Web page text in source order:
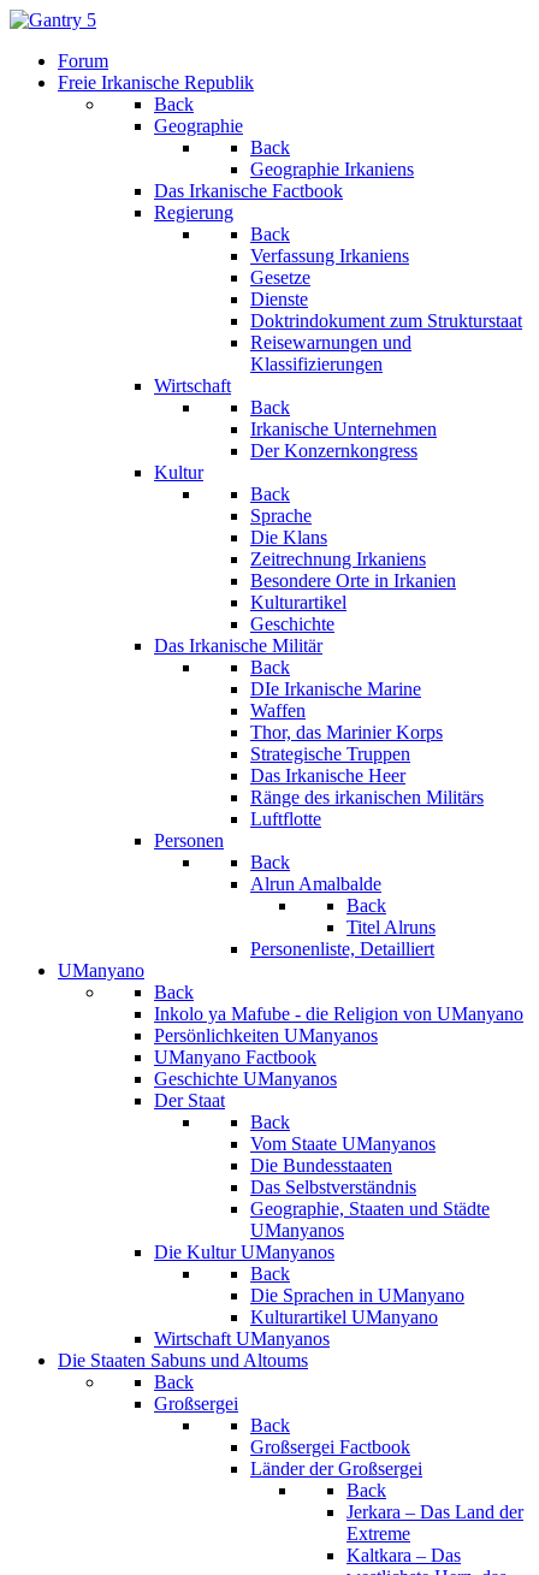
Forum
Freie Irkanische Republik
Back
Geographie
Back
Geographie Irkaniens
Das Irkanische Factbook
Regierung
Back
Verfassung Irkaniens
Gesetze
Dienste
Doktrindokument zum Strukturstaat
Reisewarnungen und
Klassifizierungen
Wirtschaft
Back
Irkanische Unternehmen
Der Konzernkongress
Kultur
Back
Sprache
Die Klans
Zeitrechnung Irkaniens
Besondere Orte in Irkanien
Kulturartikel
Geschichte
Das Irkanische Militär
Back
DIe Irkanische Marine
Waffen
Thor, das Marinier Korps
Strategische Truppen
Das Irkanische Heer
Ränge des irkanischen Militärs
Luftflotte
Personen
Back
Alrun Amalbalde
Back
Titel Alruns
Personenliste, Detailliert
UManyano
Back
Inkolo ya Mafube - die Religion von UManyano
Persönlichkeiten UManyanos
UManyano Factbook
Geschichte UManyanos
Der Staat
Back
Vom Staate UManyanos
Die Bundesstaaten
Das Selbstverständnis
Geographie, Staaten und Städte
UManyanos
Die Kultur UManyanos
Back
Die Sprachen in UManyano
Kulturartikel UManyano
Wirtschaft UManyanos
Die Staaten Sabuns und Altoums
Back
Großsergei
Back
Großsergei Factbook
Länder der Großsergei
Back
Jerkara – Das Land der
Extreme
Kaltkara – Das